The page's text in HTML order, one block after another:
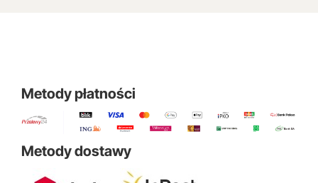
Metody płatności
Metody dostawy